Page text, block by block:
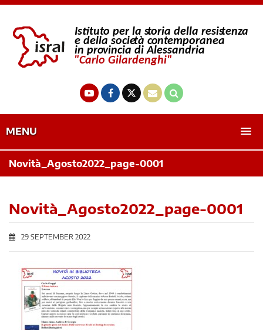
MENU
Novità_Agosto2022_page-0001
Novità_Agosto2022_page-0001
29 SEPTEMBER 2022